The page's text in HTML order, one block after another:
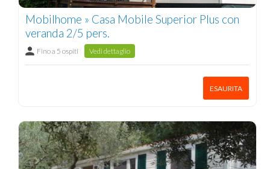
Mobilhome » Casa Mobile Superior Plus con
veranda 2/5 pers.
Fino a 5 ospiti Vedi dettaglio
ESAURITA